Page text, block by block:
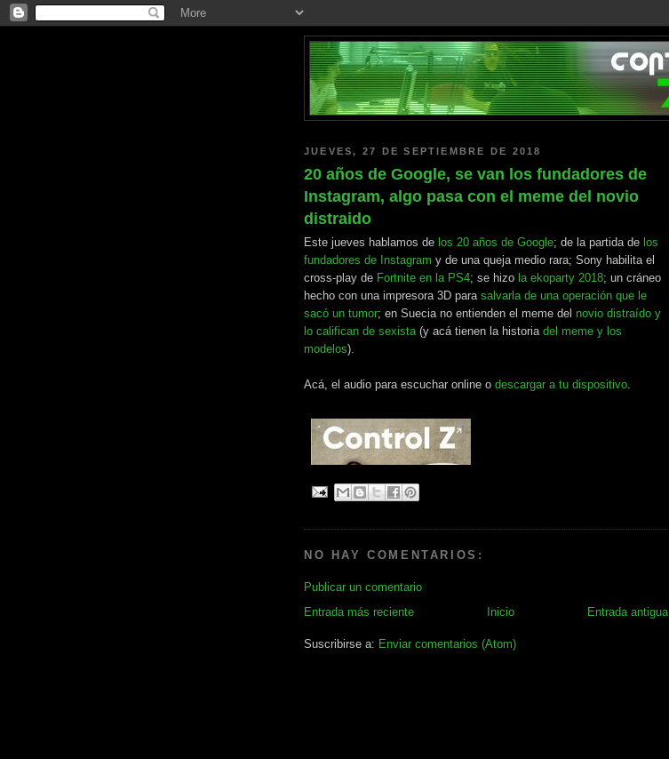
JUEVES, 27 DE SEPTIEMBRE DE 2018
20 años de Google, se van los fundadores de
Instagram, algo pasa con el meme del novio
distraido
Este jueves hablamos de los 20 años de Google; de la partida de los
fundadores de Instagram y de una queja medio rara; Sony habilita el
cross-play de Fortnite en la PS4; se hizo la ekoparty 2018; un cráneo
hecho con una impresora 3D para salvarla de una operación que le
sacó un tumor; en Suecia no entienden el meme del novio distraído y
lo califican de sexista(y acá tienen la historia del meme y los
modelos).
Acá, el audio para escuchar online o descargar a tu dispositivo.
NO HAY COMENTARIOS:
Publicar un comentario
Entrada más reciente
Entrada antigua
Inicio
Suscribirse a: Enviar comentarios (Atom)